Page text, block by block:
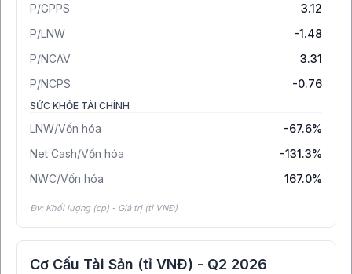
P/GPPS
3.12
P/LNW
-1.48
P/NCAV
3.31
P/NCPS
-0.76
SỨC KHỎE TÀI CHÍNH
LNW/Vốn hóa
-67.6%
Net Cash/Vốn hóa
-131.3%
NWC/Vốn hóa
167.0%
Đv: Khối lượng (cp) - Giá trị (tỉ VNĐ)
Cơ Cấu Tài Sản (tỉ VNĐ) - Q2 2026